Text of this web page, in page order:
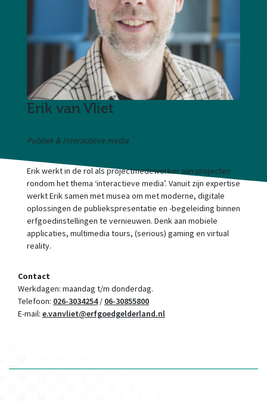
Erik van Vliet
Publiek & Interactieve media
Erik werkt in de rol als projectmedewerker aan projecten
rondom het thema ‘interactieve media’. Vanuit zijn expertise
werkt Erik samen met musea om met moderne, digitale
oplossingen de publiekspresentatie en -begeleiding binnen
erfgoedinstellingen te vernieuwen. Denk aan mobiele
applicaties, multimedia tours, (serious) gaming en virtual
reality.
Contact
Werkdagen: maandag t/m donderdag.
Telefoon: 026-3034254/ 06-30855800
E-mail: e.vanvliet@erfgoedgelderland.nl